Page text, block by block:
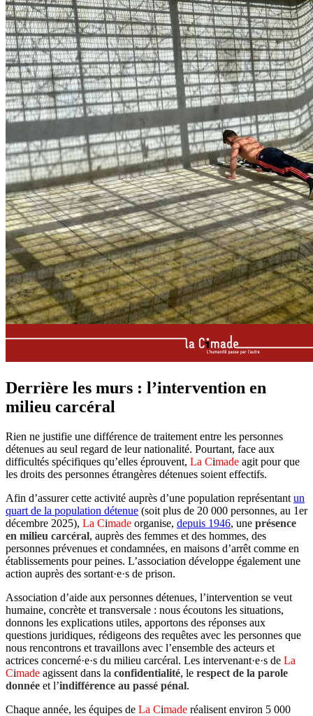
Derrière les murs : l’intervention en
milieu carcéral
Rien ne justifie une différence de traitement entre les personnes
détenues au seul regard de leur nationalité. Pourtant, face aux
difficultés spécifiques qu’elles éprouvent, La Cimade agit pour que
les droits des personnes étrangères détenues soient effectifs.
Afin d’assurer cette activité auprès d’une population représentant un
quart de la population détenue (soit plus de 20 000 personnes, au 1er
décembre 2025), La Cimade organise, depuis 1946, une présence
en milieu carcéral, auprès des femmes et des hommes, des
personnes prévenues et condamnées, en maisons d’arrêt comme en
établissements pour peines. L’association développe également une
action auprès des sortant·e·s de prison.
Association d’aide aux personnes détenues, l’intervention se veut
humaine, concrète et transversale : nous écoutons les situations,
donnons les explications utiles, apportons des réponses aux
questions juridiques, rédigeons des requêtes avec les personnes que
nous rencontrons et travaillons avec l’ensemble des acteurs et
actrices concerné·e·s du milieu carcéral. Les intervenant·e·s de La
Cimade agissent dans la confidentialité, le respect de la parole
donnée et l’indifférence au passé pénal.
Chaque année, les équipes de La Cimade réalisent environ 5 000